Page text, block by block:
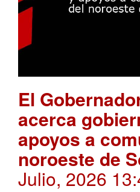
El
acerca
apoyos a
noroeste de
Julio, 2026